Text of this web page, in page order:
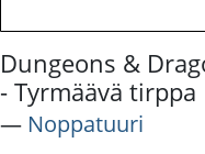
Dungeons &
- Tyrmäävä
― Noppatuuri